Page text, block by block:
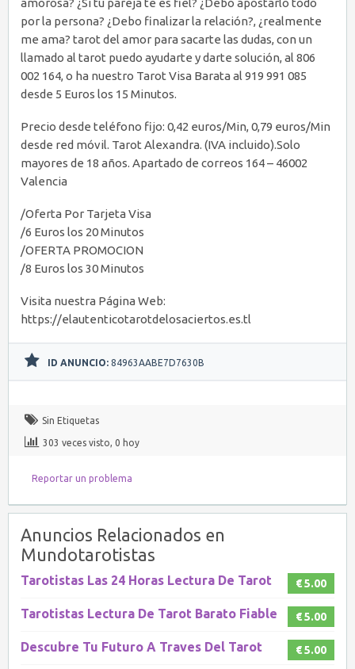
amorosa? ¿Si tu pareja te es fiel? ¿Debo apostarlo todo
por la persona? ¿Debo finalizar la relación?, ¿realmente
me ama? tarot del amor para sacarte las dudas, con un
llamado al tarot puedo ayudarte y darte solución, al 806
002 164, o ha nuestro Tarot Visa Barata al 919 991 085
desde 5 Euros los 15 Minutos.
Precio desde teléfono fijo: 0,42 euros/Min, 0,79 euros/Min
desde red móvil. Tarot Alexandra. (IVA incluido).Solo
mayores de 18 años. Apartado de correos 164 – 46002
Valencia
/Oferta Por Tarjeta Visa
/6 Euros los 20 Minutos
/OFERTA PROMOCION
/8 Euros los 30 Minutos
Visita nuestra Página Web:
https://elautenticotarotdelosaciertos.es.tl
ID ANUNCIO: 84963AABE7D7630B
Sin Etiquetas
303 veces visto, 0 hoy
Reportar un problema
Anuncios Relacionados en
Mundotarotistas
€ 5.00
Tarotistas Las 24 Horas Lectura De Tarot
€ 5.00
Tarotistas Lectura De Tarot Barato Fiable
€ 5.00
Descubre Tu Futuro A Traves Del Tarot